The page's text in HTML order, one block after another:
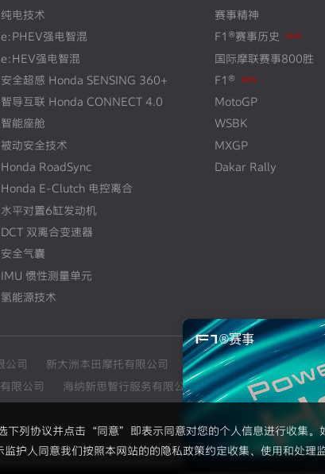
下列协议并点击“同意”即表示同意对您的个人信息进行收集。
人同意我们按照本网站的的隐私政策约定收集、使用和处理
纯电技术
e:PHEV强电智混
e:HEV强电智混
安全超感 Honda SENSING 360+
智导互联 Honda CONNECT 4.0
智能座舱
被动安全技术
Honda RoadSync
Honda E-Clutch 电控离合
水平对置6缸发动机
DCT 双离合变速器
安全气囊
IMU 惯性测量单元
氢能源技术
赛事精神
F1®赛事历史
N W
国际摩联赛事800胜
F1®
N W
MotoGP
WSBK
MXGP
Dakar Rally
公司 新大洲本田摩托有限公司
本田摩托车销售（上海）有
限公司 海纳新思智行服务有限公司
东风本田汽车零部件
F1®赛事